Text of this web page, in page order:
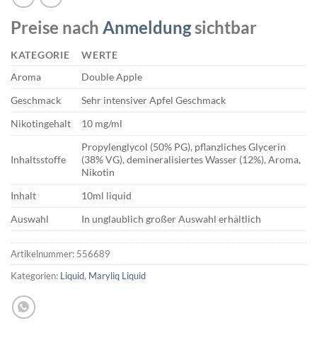
Preise nach Anmeldungsichtbar
KATEGORIE
WERTE
Aroma
Double Apple
Geschmack
Sehr intensiver Apfel Geschmack
Nikotingehalt
10 mg/ml
Inhaltsstoffe
Propylenglycol (50% PG), pflanzliches Glycerin
(38% VG), demineralisiertes Wasser (12%), Aroma,
Nikotin
Inhalt
10ml liquid
Auswahl
In unglaublich großer Auswahl erhältlich
Artikelnummer: 556689
Kategorien: Liquid, Maryliq Liquid